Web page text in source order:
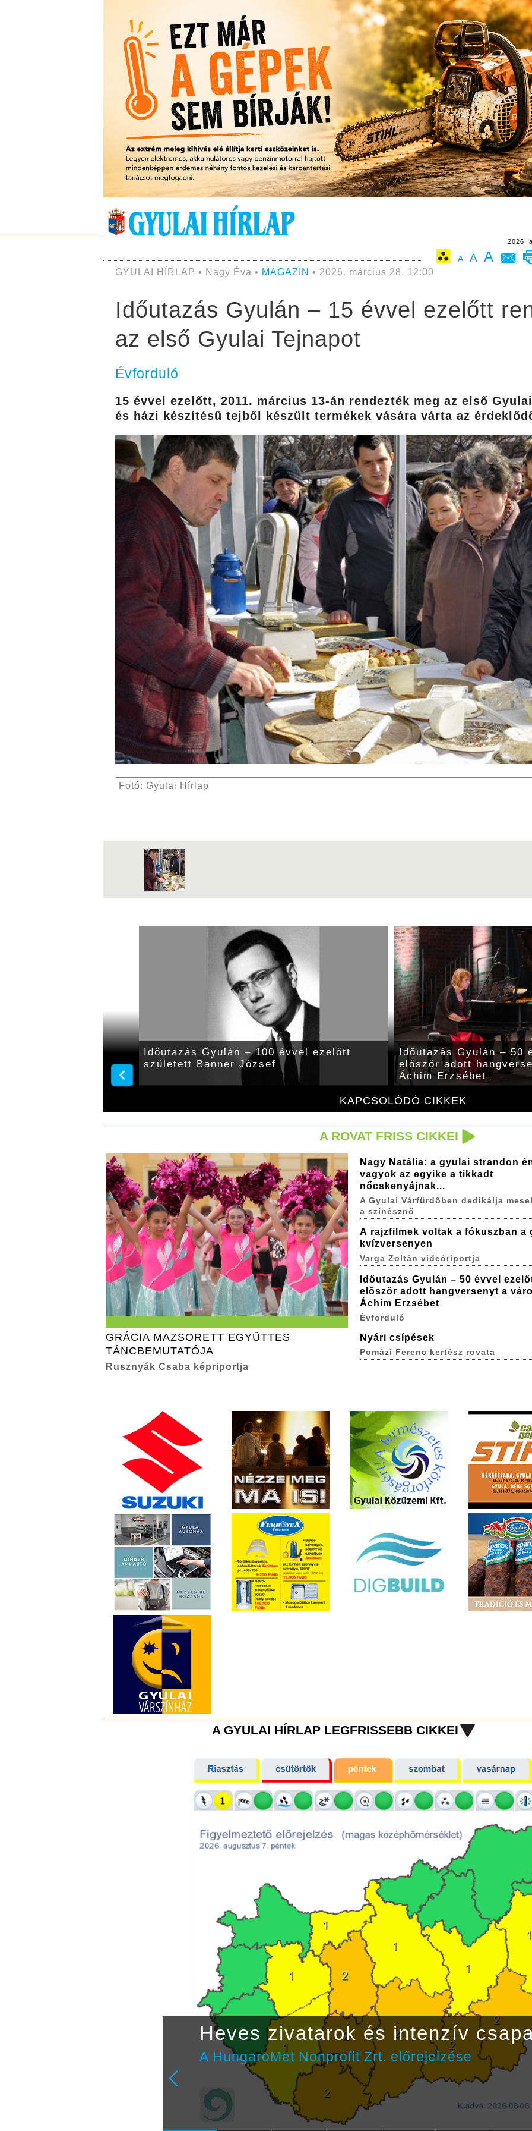
2026.
A A A
GYULAI HÍRLAP • Nagy Éva • MAGAZIN • 2026. március 28. 12:00
Időutazás Gyulán – 15 évvel ezelőtt
az első Gyulai Tejnapot
Évforduló
15 évvel ezelőtt, 2011. március 13-án rendezték meg az első
és házi készítésű tejből készült termékek vására várta az
Fotó: Gyulai Hírlap
KAPCSOLÓDÓ CIKKEK
évvel ezelőtt Kéry
Időutazás Gyulán – 100 évvel ezelőtt
született Banner József
Időutazás Gyulán – 50
először adott
Áchim Erzsébet
A ROVAT FRISS CIKKEI
GRÁCIA MAZSORETT EGYÜTTES
TÁNCBEMUTATÓJA
Rusznyák Csaba képriportja
Nagy Natália: a gyulai strandon
vagyok az egyike a tikkadt
nőcskenyájnak...
A Gyulai Várfürdőben dedikálja
a színésznő
A rajzfilmek voltak a fókuszban a
kvízversenyen
Varga Zoltán videóriportja
Időutazás Gyulán – 50 évvel
először adott hangversenyt a
Áchim Erzsébet
Évforduló
Nyári csípések
Pomázi Ferenc kertész rovata
A GYULAI HÍRLAP LEGFRISSEBB CIKKEI
Heves zivatarok és intenzív
A HungaroMet Nonprofit Zrt. előrejelzése